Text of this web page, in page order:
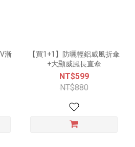
【買1+1】防曬輕鋁威風折傘
+大顯威風長直傘
NT$599
NT$880